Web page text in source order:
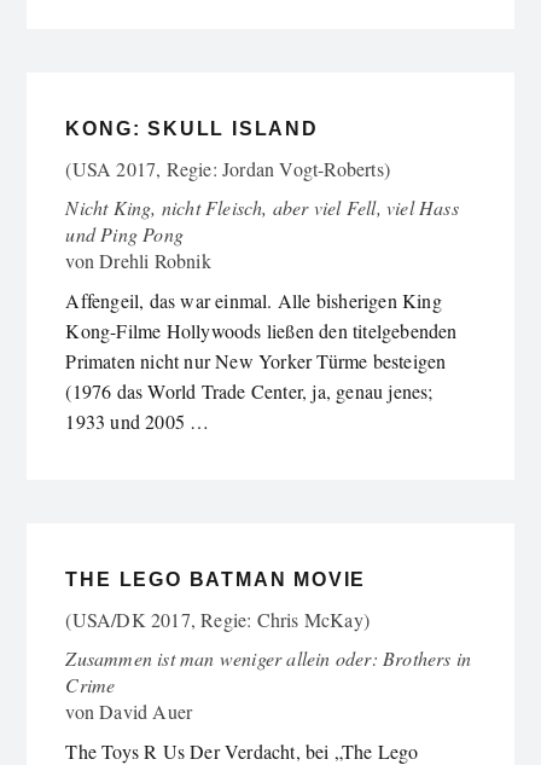
KONG: SKULL ISLAND
(USA 2017, Regie: Jordan Vogt-Roberts)
Nicht King, nicht Fleisch, aber viel Fell, viel Hass
und Ping Pong
vonDrehli Robnik
Affengeil, das war einmal. Alle bisherigen King
Kong-Filme Hollywoods ließen den titelgebenden
Primaten nicht nur New Yorker Türme besteigen
(1976 das World Trade Center, ja, genau jenes;
1933 und 2005 …
THE LEGO BATMAN MOVIE
(USA/DK 2017, Regie: Chris McKay)
Zusammen ist man weniger allein oder: Brothers in
Crime
vonDavid Auer
The Toys R Us Der Verdacht, bei „The Lego